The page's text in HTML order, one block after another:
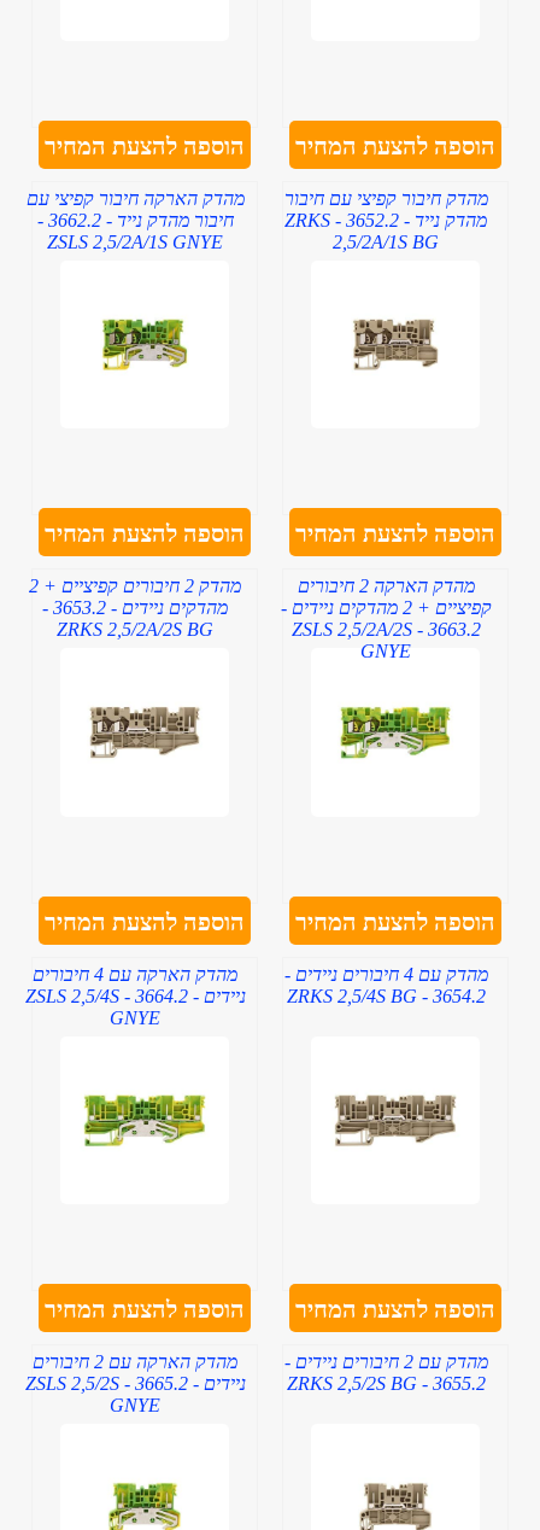
הוספה להצעת המחיר הוספה להצעת המחיר
מהדק חיבור קפיצי עם חיבור
מהדק נייד - 3652.2 - ZRKS
2,5/2A/1S BG
הוספה להצעת המחיר
מהדק הארקה חיבור קפיצי עם
חיבור מהדק נייד - 3662.2 -
ZSLS 2,5/2A/1S GNYE
הוספה להצעת המחיר
מהדק הארקה 2 חיבורים
קפיציים + 2 מהדקים ניידים -
3663.2 - ZSLS 2,5/2A/2S
GNYE
הוספה להצעת המחיר
מהדק 2 חיבורים קפיציים + 2
מהדקים ניידים - 3653.2 -
ZRKS 2,5/2A/2S BG
הוספה להצעת המחיר
מהדק עם 4 חיבורים ניידים -
3654.2 - ZRKS 2,5/4S BG
הוספה להצעת המחיר
מהדק הארקה עם 4 חיבורים
ניידים - 3664.2 - ZSLS 2,5/4S
GNYE
הוספה להצעת המחיר
מהדק עם 2 חיבורים ניידים -
3655.2 - ZRKS 2,5/2S BG
מהדק הארקה עם 2 חיבורים
ניידים - 3665.2 - ZSLS 2,5/2S
GNYE